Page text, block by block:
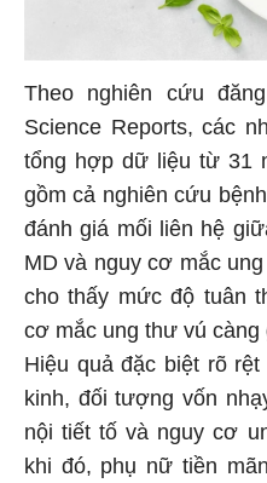
Theo nghiên cứu
Science Reports, các
tổng hợp dữ liệu từ 31
gồm cả nghiên cứu
đánh giá mối liên hệ
MD và nguy cơ mắc
cho thấy mức độ tuân
cơ mắc ung thư vú càng
Hiệu quả đặc biệt rõ
kinh, đối tượng vốn
nội tiết tố và nguy cơ
khi đó, phụ nữ tiền